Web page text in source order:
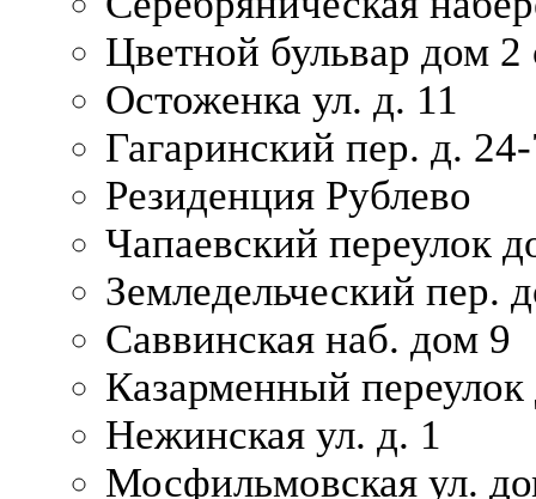
Цветной бульвар дом 2
Остоженка ул. д. 11
Гагаринский пер. д.
Резиденция Рублево
Чапаевский переулок
Земледельческий пер.
Саввинская наб. дом 9
Казарменный переулок
Нежинская ул. д. 1
Мосфильмовская ул.